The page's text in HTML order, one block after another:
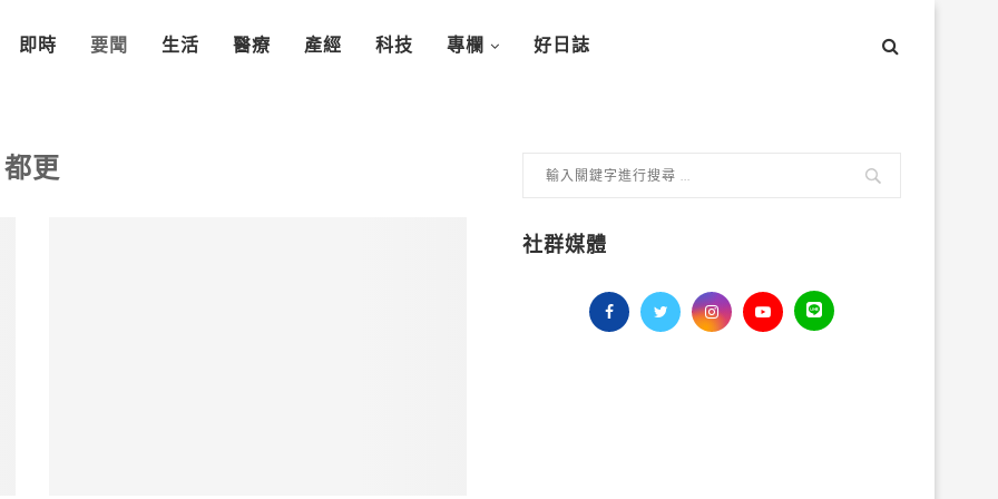
即時 要聞 生活 醫療 產經 科技 專欄 好日誌
都更
社群媒體